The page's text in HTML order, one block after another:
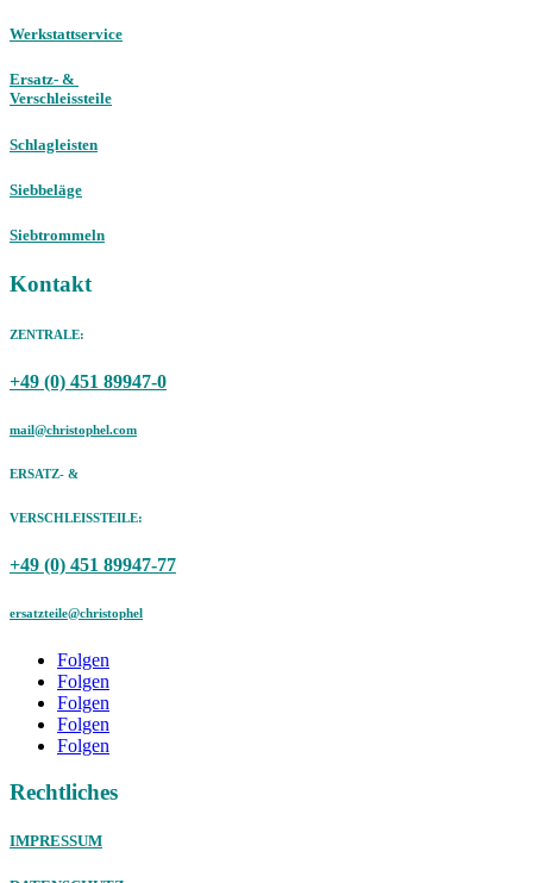
Werkstattservice
Ersatz- &
Verschleissteile
Schlagleisten
Siebbeläge
Siebtrommeln
Kontakt
ZENTRALE:
+49 (0) 451 89947-0
mail@christophel.com
ERSATZ- &
VERSCHLEISSTEILE:
+49 (0) 451 89947-77
ersatzteile@christophel
Folgen
Folgen
Folgen
Folgen
Folgen
Rechtliches
IMPRESSUM